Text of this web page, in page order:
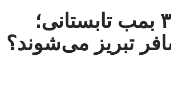
مذاکره تراکتور با ۳ بمب تابستانی؛
تبریز می‌شوند؟